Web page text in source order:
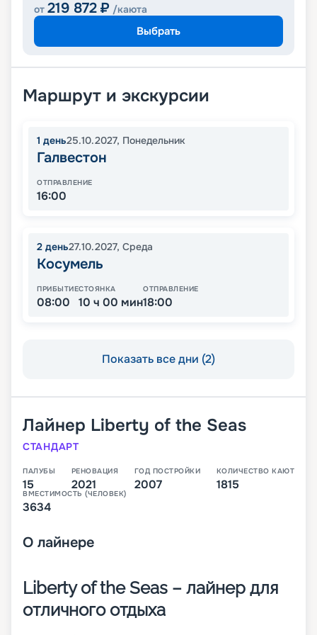
от 219 872 ₽ /каюта
Выбрать
Маршрут и экскурсии
1 день25.10.2027, Понедельник
Галвестон
ОТПРАВЛЕНИЕ
16:00
2 день27.10.2027, Среда
Косумель
ПРИБЫТИЕ
08:00
СТОЯНКА
10 ч 00 мин
ОТПРАВЛЕНИЕ
18:00
Показать все дни (2)
Лайнер Liberty of the Seas
СТАНДАРТ
ПАЛУБЫ
15
РЕНОВАЦИЯ
2021
ГОД ПОСТРОЙКИ
2007
КОЛИЧЕСТВО КАЮТ
1815
ВМЕСТИМОСТЬ (ЧЕЛОВЕК)
3634
О лайнере
Liberty of the Seas – лайнер для
отличного отдыха